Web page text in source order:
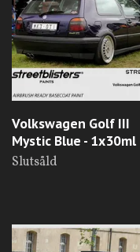
Volkswagen Golf III
Mystic Blue - 1x30ml
Slutsåld